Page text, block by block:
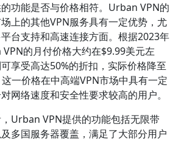
功能是否与价格相符。Urban VPN的
上的其他VPN服务具有一定优势，尤
台支持和高速连接方面。根据2023年
的月付价格大约在$9.99美元左
享受高达50%的折扣，实际价格降至
一价格在中高端VPN市场中具有一定
网络速度和安全性要求较高的用户。
Urban VPN提供的功能包括无限带
多国服务器覆盖，满足了大部分用户